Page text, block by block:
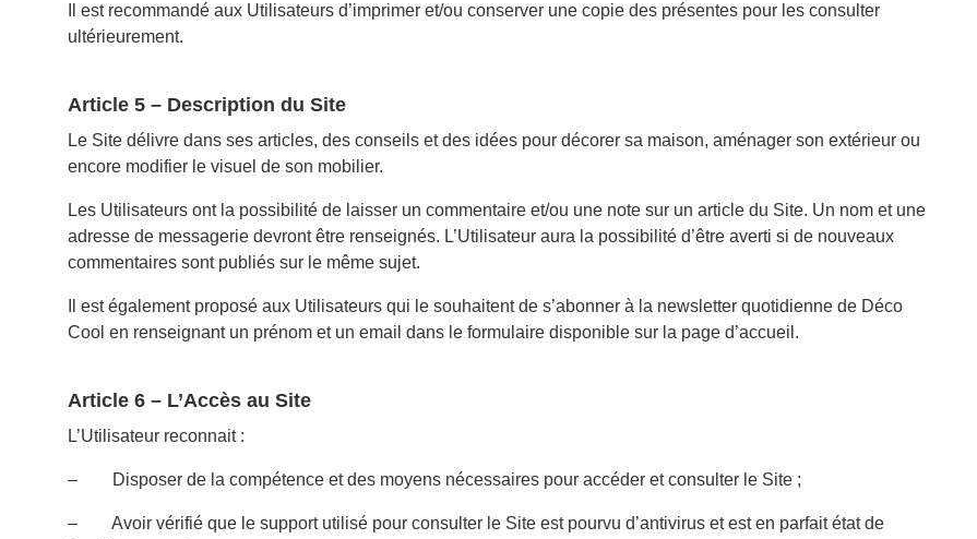
Il est recommandé aux Utilisateurs d’imprimer et/ou conserver une copie des présentes pour les consulter
ultérieurement.
Article 5 – Description du Site
Le Site délivre dans ses articles, des conseils et des idées pour décorer sa maison, aménager son extérieur ou
encore modifier le visuel de son mobilier.
Les Utilisateurs ont la possibilité de laisser un commentaire et/ou une note sur un article du Site. Un nom et une
adresse de messagerie devront être renseignés. L’Utilisateur aura la possibilité d’être averti si de nouveaux
commentaires sont publiés sur le même sujet.
Il est également proposé aux Utilisateurs qui le souhaitent de s’abonner à la newsletter quotidienne de Déco
Cool en renseignant un prénom et un email dans le formulaire disponible sur la page d’accueil.
Article 6 – L’Accès au Site
L’Utilisateur reconnait :
– Disposer de la compétence et des moyens nécessaires pour accéder et consulter le Site ;
– Avoir vérifié que le support utilisé pour consulter le Site est pourvu d’antivirus et est en parfait état de